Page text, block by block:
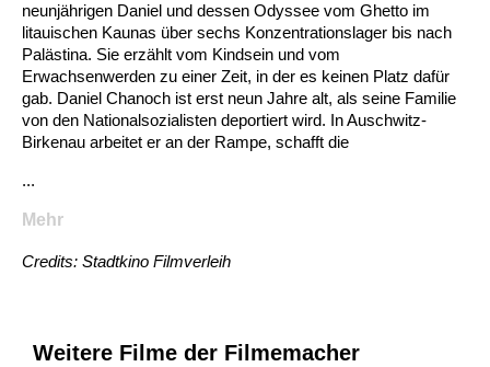
neunjährigen Daniel und dessen Odyssee vom Ghetto im
litauischen Kaunas über sechs Konzentrationslager bis nach
Palästina. Sie erzählt vom Kindsein und vom
Erwachsenwerden zu einer Zeit, in der es keinen Platz dafür
gab. Daniel Chanoch ist erst neun Jahre alt, als seine Familie
von den Nationalsozialisten deportiert wird. In Auschwitz-
Birkenau arbeitet er an der Rampe, schafft die
...
Mehr
Credits: Stadtkino Filmverleih
Weitere Filme der Filmemacher